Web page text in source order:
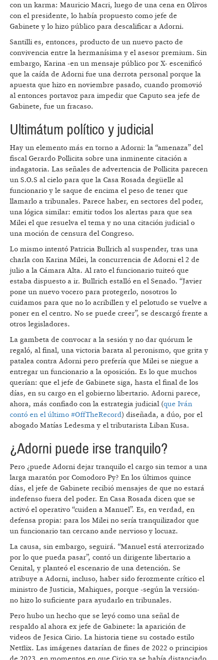
con un karma: Mauricio Macri, luego de una cena en Olivos
con el presidente, lo había propuesto como jefe de
Gabinete y lo hizo público para descalificar a Adorni.
Santilli es, entonces, producto de un nuevo pacto de
convivencia entre la hermanísima y el asesor premium. Sin
embargo, Karina -en un mensaje público por X- escenificó
que la caída de Adorni fue una derrota personal porque la
apuesta que hizo en noviembre pasado, cuando promovió
al entonces portavoz para impedir que Caputo sea jefe de
Gabinete, fue un fracaso.
Ultimátum político y judicial
Hay un elemento más en torno a Adorni: la “amenaza” del
fiscal Gerardo Pollicita sobre una inminente citación a
indagatoria. Las señales de advertencia de Pollicita parecen
un S.O.S al cielo para que la Casa Rosada degüelle al
funcionario y le saque de encima el peso de tener que
llamarlo a tribunales. Parece haber, en sectores del poder,
una lógica similar: emitir todos los alertas para que sea
Milei el que resuelva el tema y no una citación judicial o
una moción de censura del Congreso.
Lo mismo intentó Patricia Bullrich al suspender, tras una
charla con Karina Milei, la concurrencia de Adorni el 2 de
julio a la Cámara Alta. Al rato el funcionario tuiteó que
estaba dispuesto a ir. Bullrich estalló en el Senado. “Javier
pone un nuevo vocero para protegerlo, nosotros lo
cuidamos para que no lo acribillen y el pelotudo se vuelve a
poner en el centro. No se puede creer”, se descargó frente a
otros legisladores.
La gambeta de convocar a la sesión y no dar quórum le
regaló, al final, una victoria barata al peronismo, que grita y
patalea contra Adorni pero prefería que Milei se niegue a
entregar un funcionario a la oposición. Es lo que muchos
querían: que el jefe de Gabinete siga, hasta el final de los
días, en su cargo en el gobierno libertario. Adorni parece,
ahora, más confiado con la estrategia judicial (que Iván
contó en el último #OffTheRecord) diseñada, a dúo, por el
abogado Matías Ledesma y el tributarista Liban Kusa.
¿Adorni puede irse tranquilo?
Pero ¿puede Adorni dejar tranquilo el cargo sin temor a una
larga maratón por Comodoro Py? En los últimos quince
días, el jefe de Gabinete recibió mensajes de que no estará
indefenso fuera del poder. En Casa Rosada dicen que se
activó el operativo “cuiden a Manuel”. Es, en verdad, en
defensa propia: para los Milei no sería tranquilizador que
un funcionario tan cercano ande nervioso y locuaz.
La causa, sin embargo, seguirá. “Manuel está aterrorizado
por lo que pueda pasar”, contó un dirigente libertario a
Cenital, y planteó el escenario de una detención. Se
atribuye a Adorni, incluso, haber sido ferozmente crítico el
ministro de Justicia, Mahiques, porque -según la versión-
no hizo lo suficiente para ayudarlo en tribunales.
Pero hubo un hecho que se leyó como una señal de
respaldo al ahora ex jefe de Gabinete: la aparición de
videos de Jesica Cirio. La historia tiene su costado estilo
Netflix. Las imágenes datarían de fines de 2022 o principios